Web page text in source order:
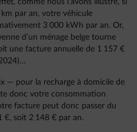
comme nous l’avons illustré, si
par an, votre véhicule
3 000 kWh par an. Or,
d’un ménage belge tourne
une facture annuelle de 1 157 €
— pour la recharge à domicile de
donc votre consommation
facture peut donc passer du
€, soit 2 148 € par an.